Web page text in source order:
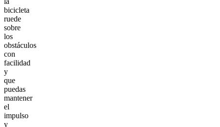
bicicleta
ruede
sobre
los
obstáculos
con
facilidad
y
que
puedas
mantener
el
impulso
y